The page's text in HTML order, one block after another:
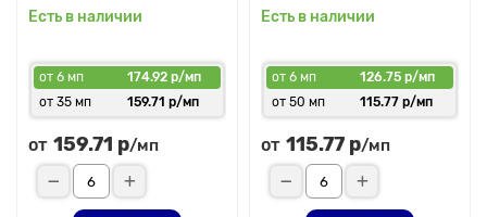
Есть в наличии
от 6 мп
174.92 р/мп
от 35 мп
159.71 р/мп
от 159.71 р/мп
Есть в наличии
от 6 мп
126.75 р/мп
от 50 мп
115.77 р/мп
от 115.77 р/мп